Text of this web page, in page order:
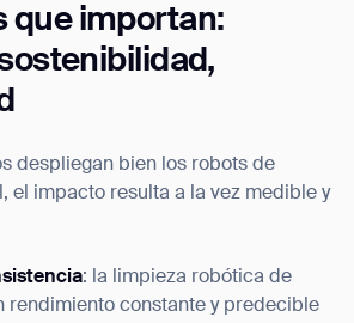
que importan:
despliegan bien los robots de
el impacto resulta a la vez medible y
: la limpieza robótica de
rendimiento constante y predecible